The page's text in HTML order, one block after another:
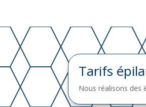
Tarifs
Nous réalisons des